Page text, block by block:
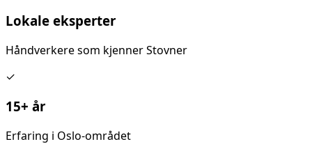
Lokale eksperter
Håndverkere som kjennerStovner
✓
15+ år
Erfaring i Oslo-området